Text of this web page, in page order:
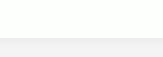
Билирубин общий, Билирубин прямой,
ТТГ, Общий анализ крови (без
Anti-HCV-total , HBsAg, Лейкоцитарная